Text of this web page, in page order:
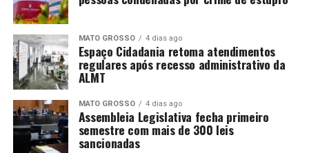
MATO GROSSO 4 dias ago
Espaço Cidadania retoma atendimentos
regulares após recesso administrativo da
ALMT
MATO GROSSO 4 dias ago
Assembleia Legislativa fecha primeiro
semestre com mais de 300 leis
sancionadas